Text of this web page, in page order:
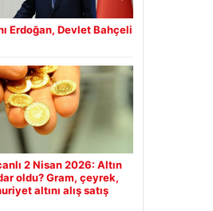
Erdoğan, Devlet Bahçeli
2 Nisan 2026: Altın
oldu? Gram, çeyrek,
altını alış satış